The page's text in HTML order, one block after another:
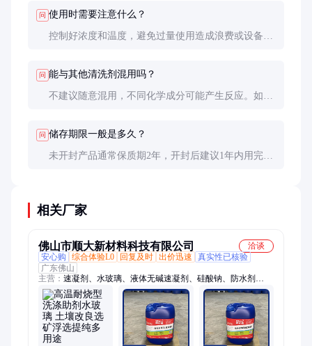
问 使用时需要注意什么？
控制好浓度和温度，避免过量使用造成浪费或设备腐
问 能与其他清洗剂混用吗？
不建议随意混用，不同化学成分可能产生反应。如需
问 储存期限一般是多久？
未开封产品通常保质期2年，开封后建议1年内用完，
相关厂家
佛山市顺大新材料科技有限公司
洽谈
安心购
综合体验L0 回复及时 出价迅速
真实性已核验
广东佛山
主营： 速凝剂、水玻璃、液体无碱速凝剂、硅酸钠、防水剂
dps、水性渗透无机防水剂、混凝土密封固化剂、渗透结晶型防
水涂料、混凝土养护剂、硅溶胶